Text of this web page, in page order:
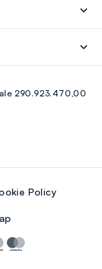
290.923.470,00
Policy